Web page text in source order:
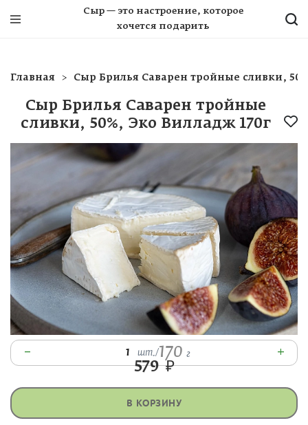
Сыр — это настроение, которое
хочется подарить
Главная Сыр Брилья Саварен тройные сливки,
Сыр Брилья Саварен тройные
сливки, 50%, Эко Вилладж 170г
– 1 шт. /170 г +
579₽
В КОРЗИНУ